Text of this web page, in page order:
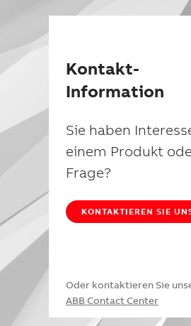
Kontakt-
Information
Sie haben
einem Produkt
Frage?
KONTAKTIEREN SIE
Oder kontaktieren Sie
ABB Contact Center